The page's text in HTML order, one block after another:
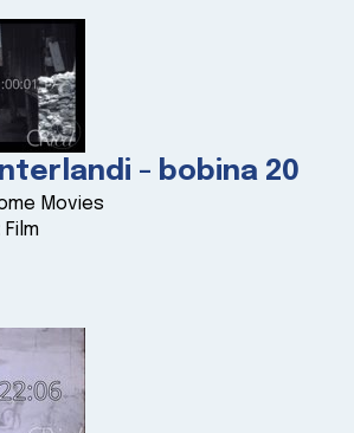
- bobina 20
Movies
Film